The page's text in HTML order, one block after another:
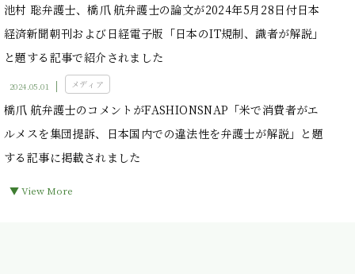
池村 聡弁護士、橋爪 航弁護士の論文が2024年5月28日付日本
経済新聞朝刊および日経電子版「日本のIT規制、識者が解説」
と題する記事で紹介されました
2024.05.01
橋爪 航弁護士のコメントがFASHIONSNAP「米で消費者がエ
ルメスを集団提訴、日本国内での違法性を弁護士が解説」と題
する記事に掲載されました
メディア
▼ View More